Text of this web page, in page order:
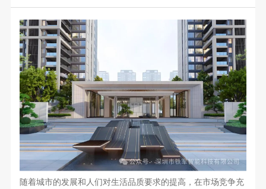
随着城市的发展和人们对生活品质要求的提高，在市场竞争充